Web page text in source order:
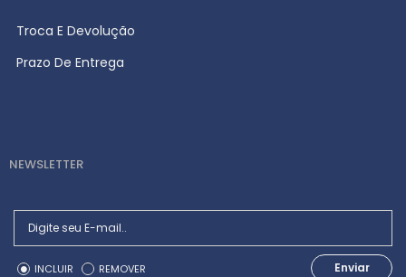
Troca E Devolução
Prazo De Entrega
NEWSLETTER
INCLUIR REMOVER Enviar